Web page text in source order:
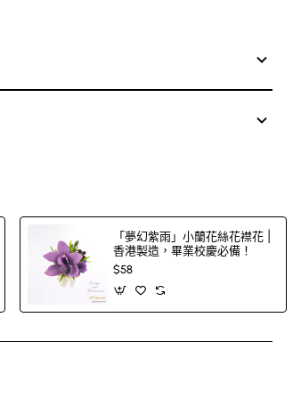
「夢幻紫雨」小蘭花絲花襟花 |
香港製造，畢業校慶必備！
$58